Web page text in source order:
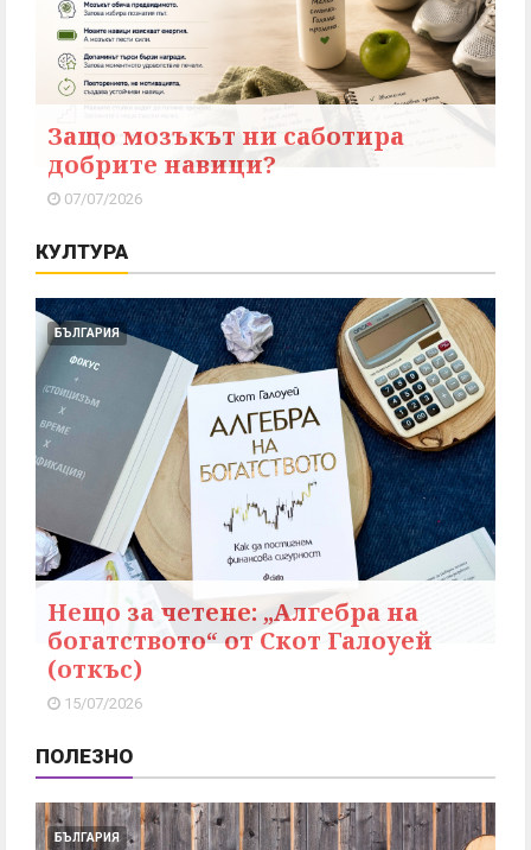
Защо мозъкът ни саботира
добрите навици?
07/07/2026
КУЛТУРА
БЪЛГАРИЯ
Нещо за четене: „Алгебра на
богатството“ от Скот Галоуей
(откъс)
15/07/2026
ПОЛЕЗНО
БЪЛГАРИЯ